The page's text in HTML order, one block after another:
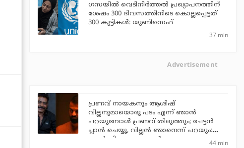
ഗസയില്‍ വെടിനിര്‍ത്തല്‍ പ്രഖ്യാപനത്തിന്
ശേഷം 300 ദിവസത്തിനിടെ കൊല്ലപ്പെട്ടത്
300 കുട്ടികള്‍: യുണിസെഫ്
37 min
Advertisement
പ്രണവ് നായകനും ആശിഷ്
വില്ലനുമായൊരു പടം എന്ന് ഞാന്‍
പറയുമ്പോള്‍ പ്രണവ് തിരുത്തും; ചേട്ടന്‍
പ്ലാന്‍ ചെയ്യൂ, വില്ലന്‍ ഞാനെന്ന് പറയും:
ആന്റണി പെരുമ്പാവൂര്‍
44 min